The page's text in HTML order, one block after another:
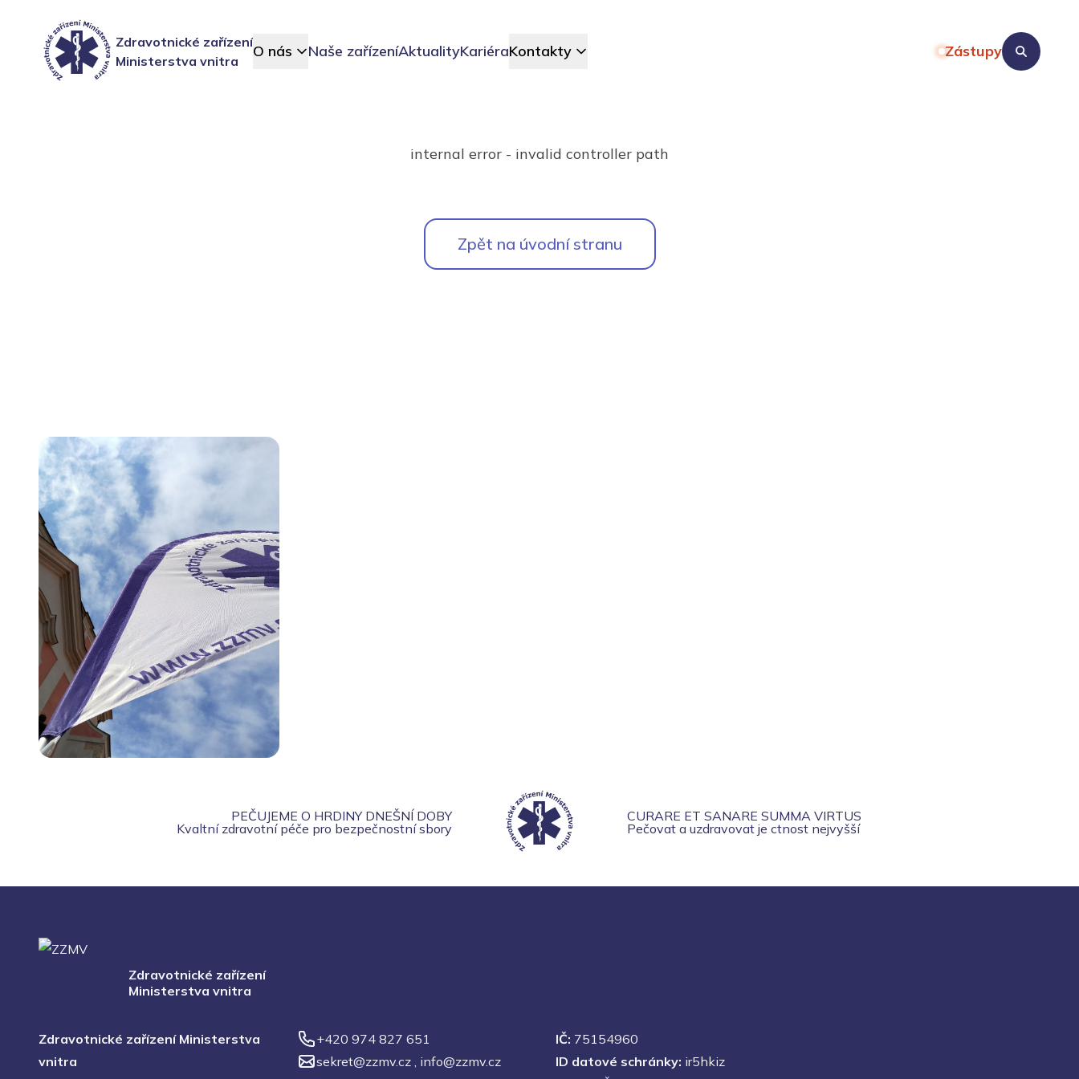
Zdravotnické zařízení
Ministerstva vnitra
O nás Naše zařízeníAktualityKariéraKontakty Zástupy
internal error - invalid controller path
Zpět na úvodní stranu
PEČUJEME O HRDINY DNEŠNÍ DOBY
Kvaltní zdravotní péče pro bezpečnostní sbory
CURARE ET SANARE SUMMA VIRTUS
Pečovat a uzdravovat je ctnost nejvyšší
Zdravotnické zařízení
Ministerstva vnitra
Zdravotnické zařízení Ministerstva
vnitra
+420 974 827 651
sekret@zzmv.cz , info@zzmv.cz
IČ: 75154960
ID datové schránky: ir5hkiz